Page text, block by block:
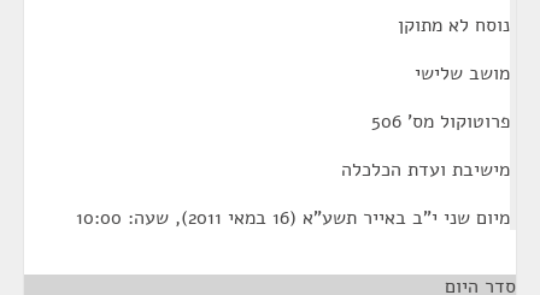
נוסח לא מתוקן
מושב שלישי
פרוטוקול מס' 506
מישיבת ועדת הכלכלה
מיום שני י"ב באייר תשע"א (16 במאי 2011), שעה: 10:00
סדר היום